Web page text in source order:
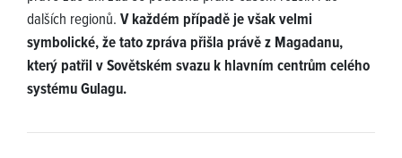
dalších regionů. V každém případě je však velmi
symbolické, že tato zpráva přišla právě z Magadanu,
který patřil v Sovětském svazu k hlavním centrům celého
systému Gulagu.